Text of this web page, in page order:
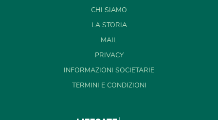
CHI SIAMO
LA STORIA
MAIL
PRIVACY
INFORMAZIONI SOCIETARIE
TERMINI E CONDIZIONI